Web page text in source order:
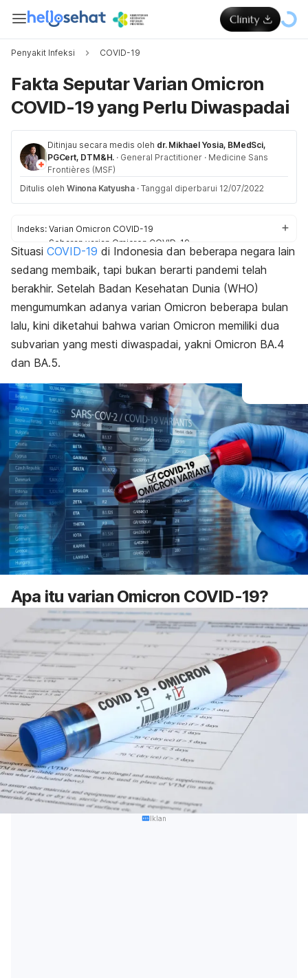
Penyakit Infeksi COVID-19
Fakta Seputar Varian Omicron
COVID-19 yang Perlu Diwaspadai
Ditinjau secara medis oleh dr. Mikhael Yosia, BMedSci,
PGCert, DTM&H. · General Practitioner · Medicine Sans
Frontières (MSF)
Ditulis oleh Winona Katyusha · Tanggal diperbarui 12/07/2022
Indeks: Varian Omicron COVID-19
Sebaran varian Omicron COVID-19
Subvarian Omicron yang baru
Beda Omicron dengan varian lain
Vaksinasi melawan varian Omicron
Situasi COVID-19 di Indonesia dan beberapa negara lain
sedang membaik, tapi bukan berarti pandemi telah
berakhir. Setelah Badan Kesehatan Dunia (WHO)
mengumumkan adanya varian Omicron beberapa bulan
lalu, kini diketahui bahwa varian Omicron memiliki dua
subvarian yang mesti diwaspadai, yakni Omicron BA.4
dan BA.5.
Apa itu varian Omicron COVID-19?
Iklan